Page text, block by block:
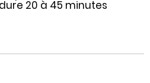
20 à 45 minutes